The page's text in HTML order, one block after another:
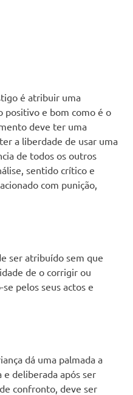
é atribuir uma
positivo e bom como é o
deve ter uma
a liberdade de usar uma
de todos os outros
sentido crítico e
com punição,
ser atribuído sem que
de o corrigir ou
pelos seus actos e
dá uma palmada a
deliberada após ser
confronto, deve ser